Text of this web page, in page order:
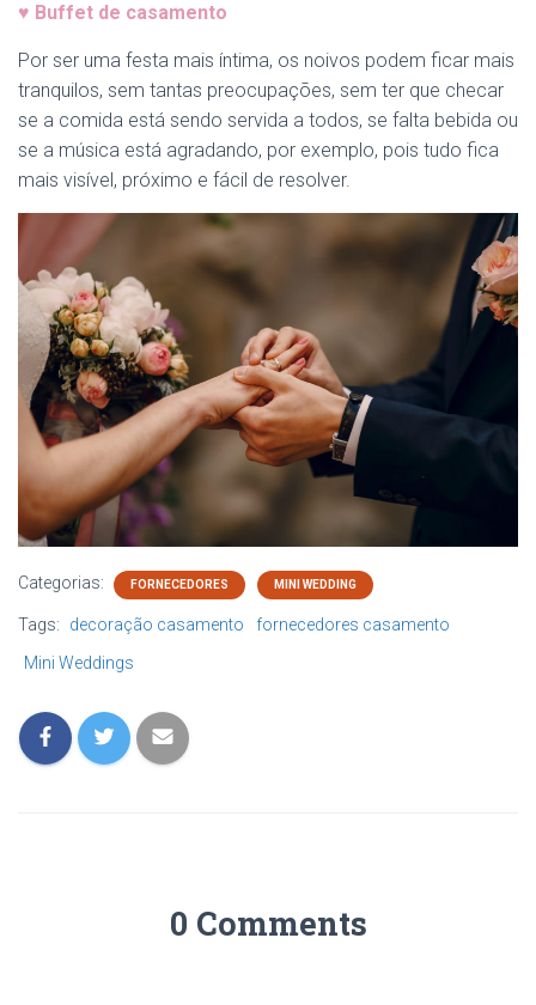
♥ Buffet de casamento
Por ser uma festa mais íntima, os noivos podem ficar mais
tranquilos, sem tantas preocupações, sem ter que checar
se a comida está sendo servida a todos, se falta bebida ou
se a música está agradando, por exemplo, pois tudo fica
mais visível, próximo e fácil de resolver.
Categorias: FORNECEDORES MINI WEDDING
Tags: decoração casamento
fornecedores casamento
Mini Weddings
0 Comments